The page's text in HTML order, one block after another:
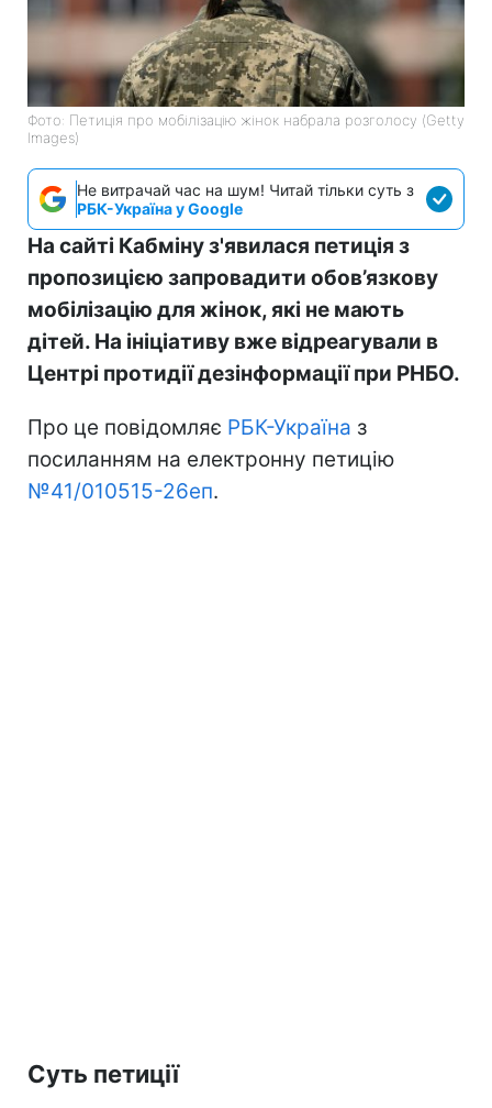
Фото: Петиція про мобілізацію жінок набрала розголосу (Getty
Images)
Не витрачай час на шум! Читай тільки суть з
РБК-Україна у Google
На сайті Кабміну з'явилася петиція з
пропозицією запровадити обов’язкову
мобілізацію для жінок, які не мають
дітей. На ініціативу вже відреагували в
Центрі протидії дезінформації при РНБО.
Про це повідомляє РБК-Україна з
посиланням на електронну петицію
№41/010515-26еп.
Суть петиції